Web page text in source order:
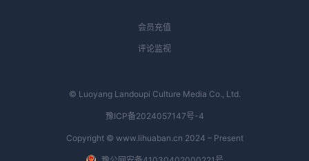
会员充值
评论监视
© Luoyang Landoupi Culture Media Co., Ltd.
豫ICP备2024057147号-4
Copyright © www.lihuaban.cn 2024 – Present